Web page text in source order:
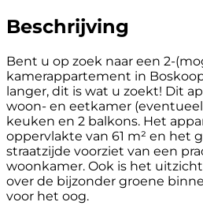
Beschrijving
Bent u op zoek naar een 2-
kamerappartement in
langer, dit is wat u zoekt! Dit
woon- en eetkamer
keuken en 2 balkons. Het
oppervlakte van 61 m² en het
straatzijde voorziet van een
woonkamer. Ook is het
over de bijzonder groene
voor het oog.